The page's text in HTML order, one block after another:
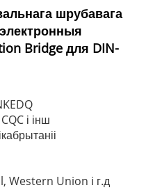
шрубавага
Bridge для DIN-
і інш
Western Union і г.д